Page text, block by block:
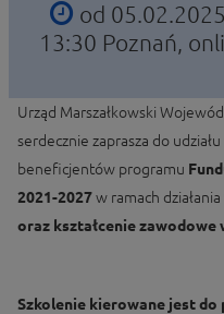
od
13:30 Poznań,
Urząd Marszałkowski
serdecznie zaprasza do
beneficjentów programu
2021-2027w ramach działania
oraz kształcenie
Szkolenie kierowane jest